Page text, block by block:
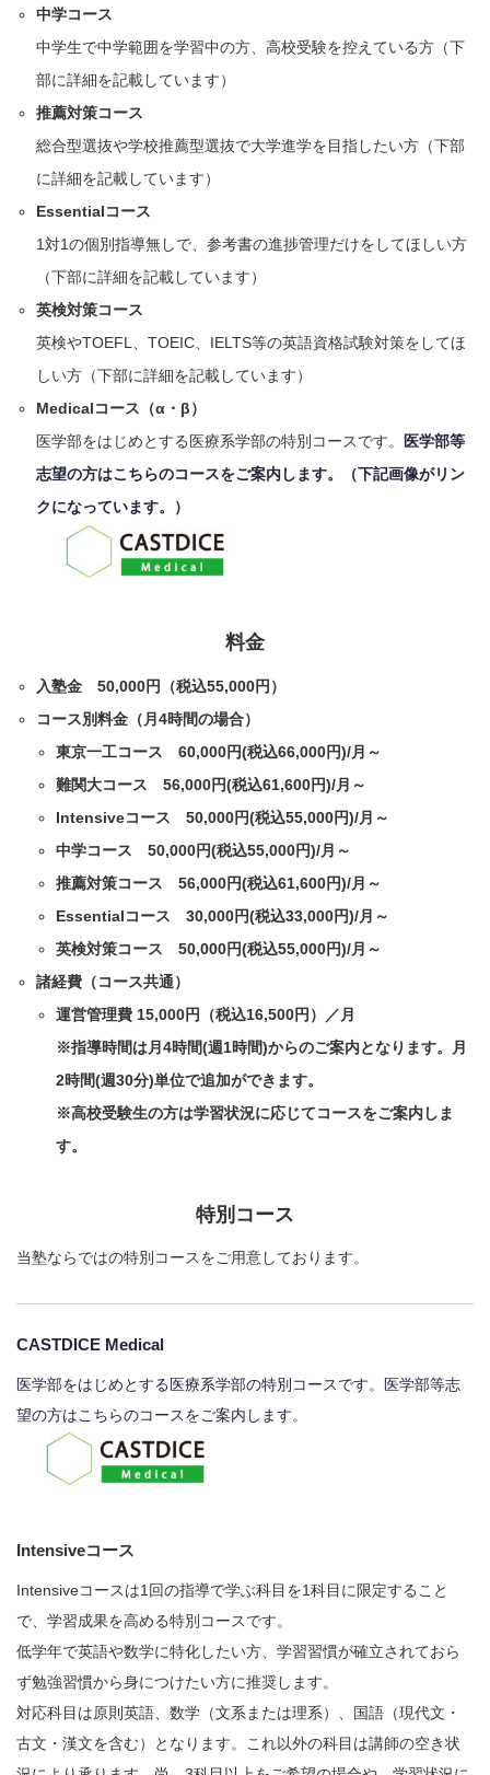
中学コース
中学生で中学範囲を学習中の方、高校受験を控えている方（下
部に詳細を記載しています）
推薦対策コース
総合型選抜や学校推薦型選抜で大学進学を目指したい方（下部
に詳細を記載しています）
Essentialコース
1対1の個別指導無しで、参考書の進捗管理だけをしてほしい方
（下部に詳細を記載しています）
英検対策コース
英検やTOEFL、TOEIC、IELTS等の英語資格試験対策をしてほ
しい方（下部に詳細を記載しています）
Medicalコース（α・β）
医学部をはじめとする医療系学部の特別コースです。
医学部等
志望の方はこちらのコースをご案内します。（下記画像がリン
クになっています。）
料金
入塾金 50,000円（税込55,000円）
コース別料金（月4時間の場合）
東京一工コース 60,000円(税込66,000円)/月～
難関大コース 56,000円(税込61,600円)/月～
Intensiveコース 50,000円(税込55,000円)/月～
中学コース
50,000円(税込55,000円)/月～
推薦対策コース56,000円(税込61,600円)/月～
Essentialコース30,000円(税込33,000円)/月～
英検対策コース 50,000円(税込55,000円)/月～
諸経費（コース共通）
運営管理費 15,000円（税込16,500円）／月
※指導時間は月4時間(週1時間)からのご案内となります。月
2時間(週30分)単位で追加ができます。
※高校受験生の方は学習状況に応じてコースをご案内しま
す。
特別コース
当塾ならではの特別コースをご用意しております。
CASTDICE Medical
医学部をはじめとする医療系学部の特別コースです。医学部等志
望の方はこちらのコースをご案内します。
Intensiveコース
Intensiveコースは1回の指導で学ぶ科目を1科目に限定すること
で、学習成果を高める特別コースです。
低学年で英語や数学に特化したい方、学習習慣が確立されておら
ず勉強習慣から身につけたい方に推奨します。
対応科目は原則英語、数学（文系または理系）、国語（現代文・
古文・漢文を含む）となります。これ以外の科目は講師の空き状